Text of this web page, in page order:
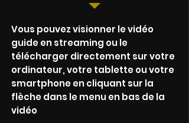
Vous pouvez visionner le vidéo
guide en streaming ou le
télécharger directement sur votre
ordinateur, votre tablette ou votre
smartphone en cliquant sur la
flèche dans le menu en bas de la
vidéo